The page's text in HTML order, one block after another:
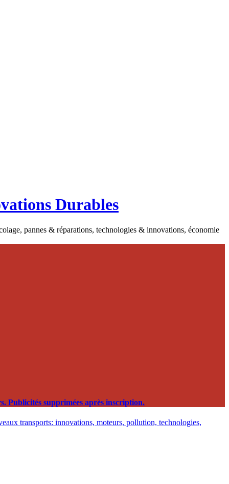
Durables
pannes & réparations, technologies & innovations, économie
Publicités supprimées après inscription.
transports: innovations, moteurs, pollution, technologies,